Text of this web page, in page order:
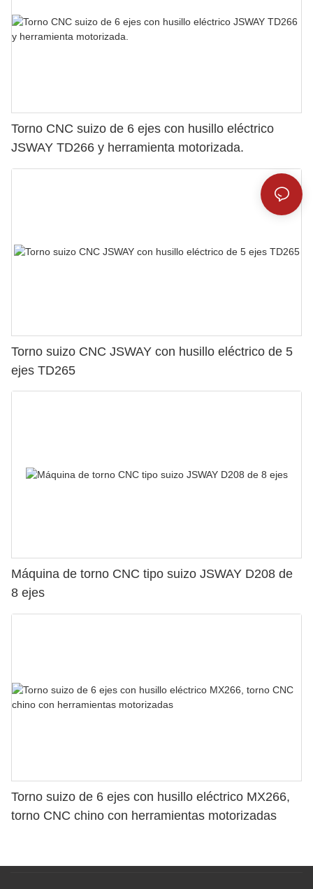
Torno CNC suizo de 6 ejes con husillo eléctrico
JSWAY TD266 y herramienta motorizada.
Torno suizo CNC JSWAY con husillo eléctrico de 5
ejes TD265
Máquina de torno CNC tipo suizo JSWAY D208 de
8 ejes
Torno suizo de 6 ejes con husillo eléctrico MX266,
torno CNC chino con herramientas motorizadas